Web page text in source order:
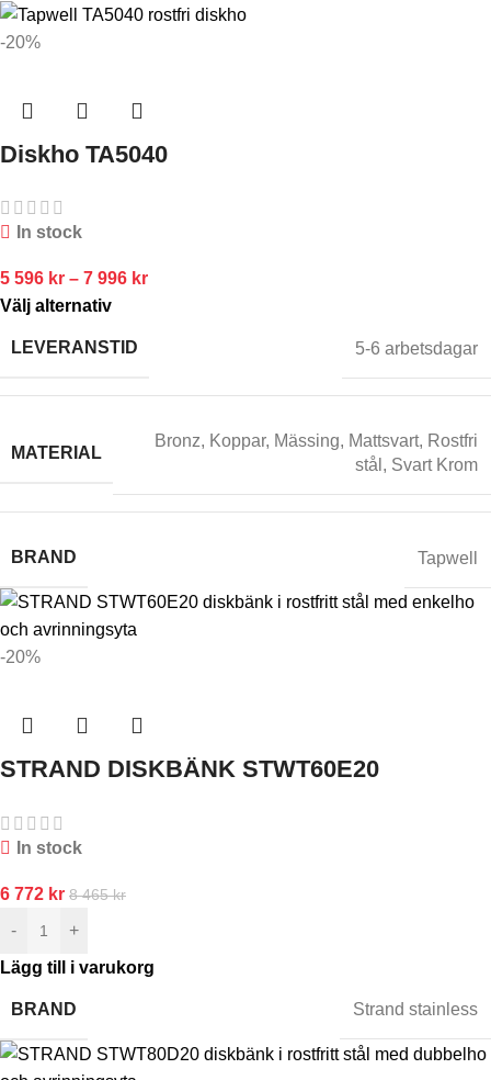
-20%
Diskho TA5040
In stock
5 596 kr – 7 996 kr
Välj alternativ
LEVERANSTID 5-6 arbetsdagar
MATERIAL
Bronz, Koppar, Mässing, Mattsvart, Rostfri
stål , Svart Krom
BRAND Tapwell
-20%
STRAND DISKBÄNK STWT60E20
In stock
6 772 kr 8 465kr
-
+
Lägg till i varukorg
BRAND Strand stainless